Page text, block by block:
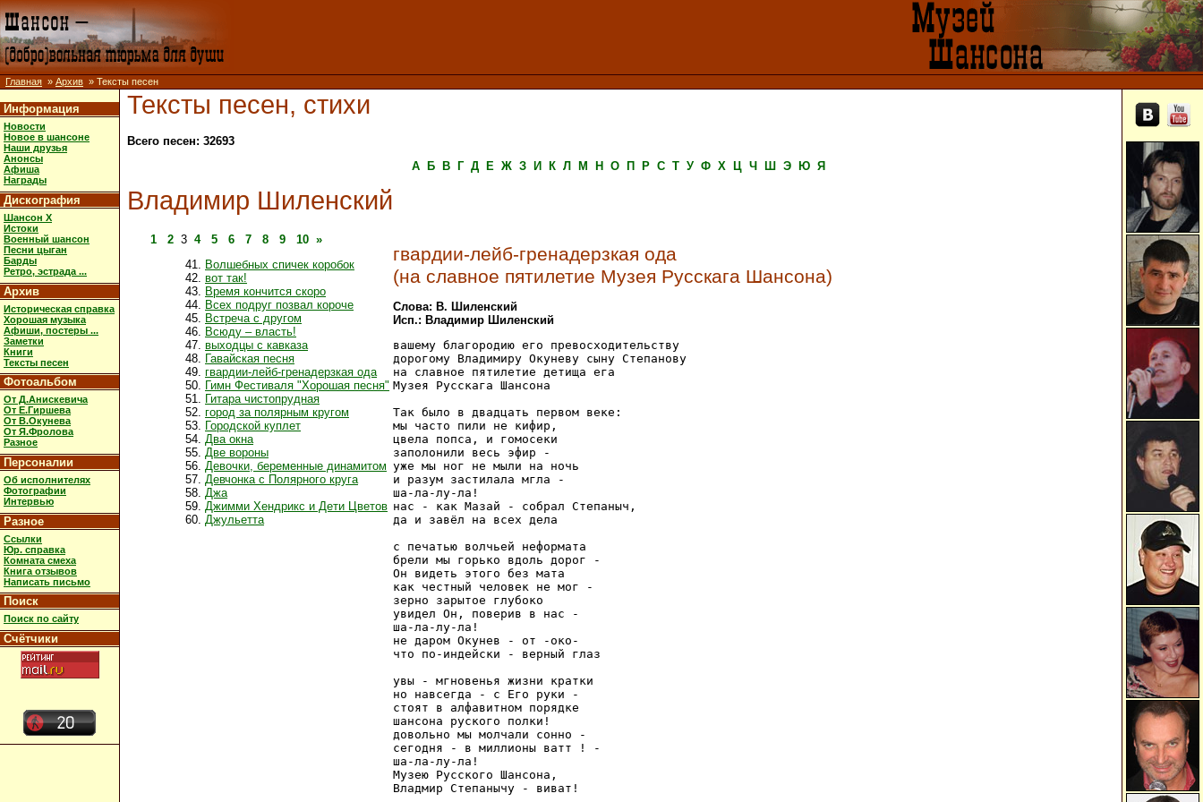
Главная » Архив » Тексты песен
Информация
Новости
Новое в шансоне
Наши друзья
Анонсы
Афиша
Награды
Дискография
Шансон X
Истоки
Военный шансон
Песни цыган
Барды
Ретро, эстрада ...
Архив
Историческая справка
Хорошая музыка
Афиши, постеры ...
Заметки
Книги
Тексты песен
Фотоальбом
От Д.Анискевича
От Е.Гиршева
От В.Окунева
От Я.Фролова
Разное
Персоналии
Об исполнителях
Фотографии
Интервью
Разное
Ссылки
Юр. справка
Комната смеха
Книга отзывов
Написать письмо
Поиск
Поиск по сайту
Счётчики
Тексты песен, стихи
Всего песен: 32693
А
Б В Г Д Е Ж З И К Л М Н О П Р С Т У Ф Х Ц Ч Ш Э Ю Я
Владимир Шиленский
1 2 3 4 5 6 7 8 9 10 »
Волшебных спичек коробок
вот так!
Время кончится скоро
Всех подруг позвал короче
Встреча с другом
Всюду – власть!
выходцы с кавказа
Гавайская песня
гвардии-лейб-гренадерзкая ода
Гимн Фестиваля "Хорошая песня"
Гитара чистопрудная
город за полярным кругом
Городской куплет
Два окна
Две вороны
Девочки, беременные динамитом
Девчонка с Полярного круга
Джа
Джимми Хендрикс и Дети Цветов
Джульетта
гвардии-лейб-гренадерзкая ода
(на славное пятилетие Музея Русскага Шансона)
Слова: В. Шиленский
Исп.: Владимир Шиленский
вашему благородию его превосходительству
дорогому Владимиру Окуневу сыну Степанову
на славное пятилетие детища ега
Музея Русскага Шансона
Так было в двадцать первом веке:
мы часто пили не кифир,
цвела попса, и гомосеки
заполонили весь эфир -
уже мы ног не мыли на ночь
и разум застилала мгла -
ша-ла-лу-ла!
нас - как Мазай - собрал Степаныч,
да и завёл на всех дела
с печатью волчьей неформата
брели мы горько вдоль дорог -
Он видеть этого без мата
как честный человек не мог -
зерно зарытое глубоко
увидел Он, поверив в нас -
ша-ла-лу-ла!
не даром Окунев - от -око-
что по-индейски - верный глаз
увы - мгновенья жизни кратки
но навсегда - с Его руки -
стоят в алфавитном порядке
шансона руского полки!
довольно мы молчали сонно -
сегодня - в миллионы ватт ! -
ша-ла-лу-ла!
Музею Русского Шансона,
Владмир Степанычу - виват!